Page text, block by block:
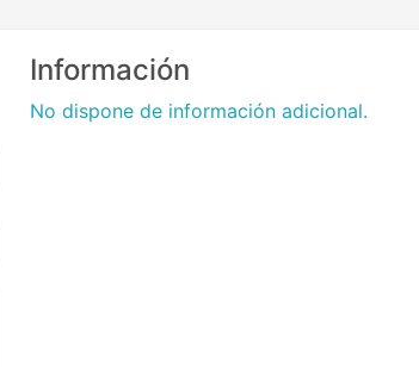
Información
No dispone de información adicional.